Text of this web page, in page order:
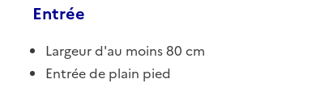
Entrée
Largeur d'au moins 80 cm
Entrée de plain pied